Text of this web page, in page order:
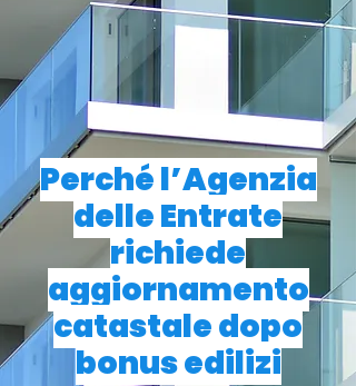
Perché l’Agenzia
delle Entrate
richiede
aggiornamento
catastale dopo
bonus edilizi